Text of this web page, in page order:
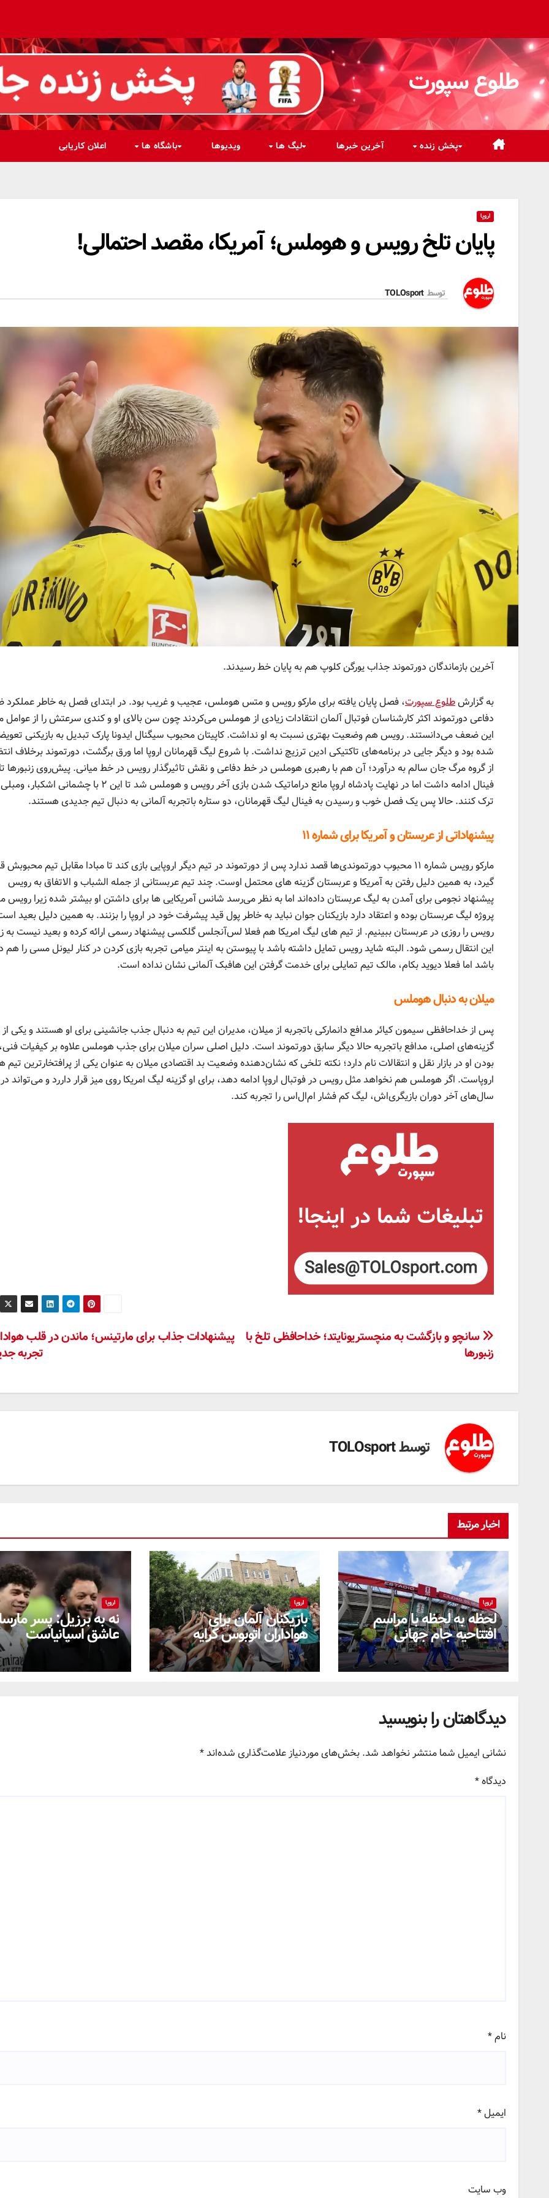
محتوا
طلوع سپورت
پخش زنده آخرین خبرها لیگ ها ویدیوها باشگاه ها اعلان کاریابی
اروپا
پایان تلخ رویس و هوملس؛ آمریکا، مقصد احتمالی!
توسط TOLOsport
آخرین بازماندگان دورتموند جذاب یورگن کلوپ هم به پایان خط رسیدند.
به گزارشطلوع سپورت، فصل پایان یافته برای مارکو رویس و متس هوملس، عجیب و غریب بود. در ابتدای فصل به خاطر
دفاعی دورتموند اکثر کارشناسان فوتبال آلمان انتقادات زیادی از هوملس می‌کردند چون سن بالای او و کندی سرعتش را از عوامل
این ضعف می‌دانستند. رویس هم وضعیت بهتری نسبت به او نداشت. کاپیتان محبوب سیگنال ایدونا پارک تبدیل به بازیکنی
شده بود و دیگر جایی در برنامه‌های تاکتیکی ادین ترزیچ نداشت. با شروع لیگ قهرمانان اروپا اما ورق برگشت، دورتموند برخلاف
از گروه مرگ جان سالم به درآورد؛ آن هم با رهبری هوملس در خط دفاعی و نقش تاثیرگذار رویس در خط میانی. پیش‌روی زنبورها
فینال ادامه داشت اما در نهایت پادشاه اروپا مانع دراماتیک شدن بازی آخر رویس و هوملس شد تا این ۲ با چشمانی
ترک کنند. حالا پس یک فصل خوب و رسیدن به فینال لیگ قهرمانان، دو ستاره باتجربه آلمانی به دنبال تیم جدیدی هستند.
پیشنهاداتی از عربستان و آمریکا برای شماره ۱۱
مارکو رویس شماره ۱۱ محبوب دورتموندی‌ها قصد ندارد پس از دورتموند در تیم دیگر اروپایی بازی کند تا مبادا مقابل تیم محبوبش
گیرد، به همین دلیل رفتن به آمریکا و عربستان گزینه های محتمل اوست. چند تیم عربستانی از جمله الشباب و الاتفاق به رویس
پیشنهاد نجومی برای آمدن به لیگ عربستان داده‌اند اما به نظر می‌رسد شانس آمریکایی ها برای داشتن او بیشتر شده زیرا رویس
پروژه لیگ عربستان بوده و اعتقاد دارد بازیکنان جوان نباید به خاطر پول قید پیشرفت خود در اروپا را بزنند. به همین دلیل بعید
رویس را روزی در عربستان ببینیم. از تیم های لیگ امریکا هم فعلا لس‌آنجلس گلکسی پیشنهاد رسمی ارائه کرده و بعید نیست به
این انتقال رسمی شود. البته شاید رویس تمایل داشته باشد با پیوستن به اینتر میامی تجربه بازی کردن در کنار لیونل مسی را هم
باشد اما فعلا دیوید بکام، مالک تیم تمایلی برای خدمت گرفتن این هافبک آلمانی نشان نداده است.
میلان به دنبال هوملس
پس از خداحافظی سیمون کیائر مدافع دانمارکی باتجربه از میلان، مدیران این تیم به دنبال جذب جانشینی برای او هستند و یکی از
گزینه‌های اصلی، مدافع باتجربه حالا دیگر سابق دورتموند است. دلیل اصلی سران میلان برای جذب هوملس علاوه بر کیفیات فنی،
بودن او در بازار نقل و انتقالات نام دارد؛ نکته تلخی که نشان‌دهنده وضعیت بد اقتصادی میلان به عنوان یکی از پرافتخارترین تیم
اروپاست. اگر هوملس هم نخواهد مثل رویس در فوتبال اروپا ادامه دهد، برای او گزینه لیگ امریکا روی میز قرار داررد و می‌تواند در
سال‌های آخر دوران بازیگری‌اش، لیگ کم فشار ام‌ال‌اس را تجربه کند.
راهبری
نوشته
پیشنهادات جذاب برای مارتینس؛ ماندن در قلب
تجربه
سانچو و بازگشت به منچستریونایتد؛ خداحافظی تلخ با
زنبورها
توسطTOLOsport
اخبار مرتبط
اروپا
لحظه به لحظه با مراسم
افتتاحیه جام جهانی
اروپا
بازیکنان آلمان برای
هواداران اتوبوس کرایه
کردند
اروپا
نه به برزیل: پسر
عاشق اسپانیاست
دیدگاهتان را بنویسید
نشانی ایمیل شما منتشر نخواهد شد. بخش‌های موردنیاز علامت‌گذاری شده‌اند*
دیدگاه*
نام*
ایمیل*
وب‌ سایت